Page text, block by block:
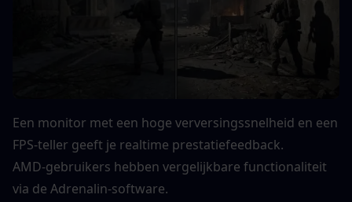
Een monitor met een hoge verversingssnelheid en een
FPS-teller geeft je realtime prestatiefeedback.
AMD-gebruikers hebben vergelijkbare functionaliteit
via de Adrenalin-software.